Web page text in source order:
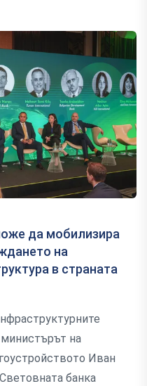
да мобилизира
на
в страната
на
Иван
банка